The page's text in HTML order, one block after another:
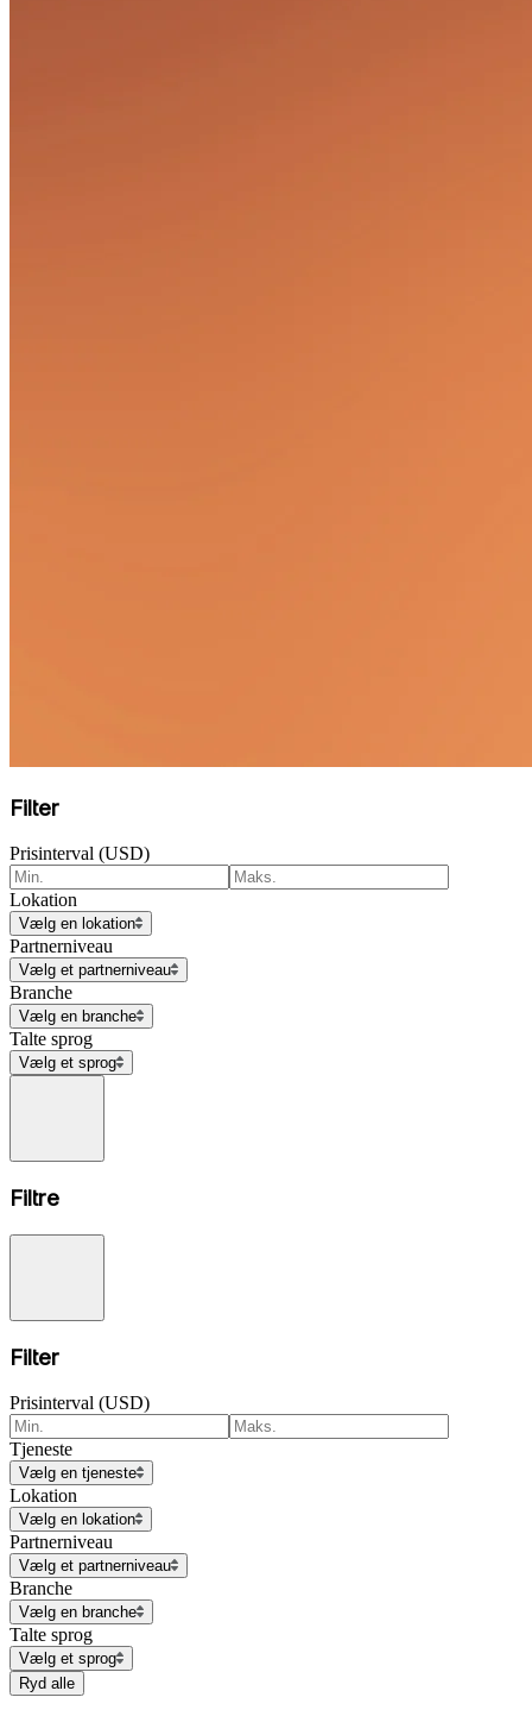
Filter
Prisinterval (USD)
Lokation
Vælg en lokation
Partnerniveau
Vælg et partnerniveau
Branche
Vælg en branche
Talte sprog
Vælg et sprog
Filtre
Filter
Prisinterval (USD)
Tjeneste
Vælg en tjeneste
Lokation
Vælg en lokation
Partnerniveau
Vælg et partnerniveau
Branche
Vælg en branche
Talte sprog
Vælg et sprog
Ryd alle